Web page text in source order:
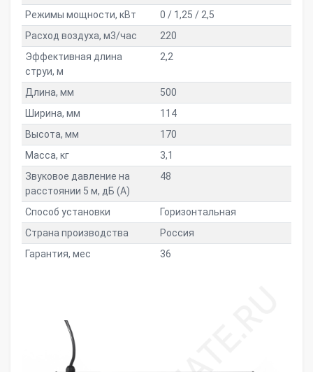
Режимы мощности, кВт
0 / 1,25 / 2,5
Расход воздуха, м3/час
220
Эффективная длина
струи, м
2,2
Длина, мм
500
Ширина, мм
114
Высота, мм
170
Масса, кг
3,1
Звуковое давление на
расстоянии 5 м, дБ (A)
48
Способ установки
Горизонтальная
Страна производства
Россия
Гарантия, мес
36